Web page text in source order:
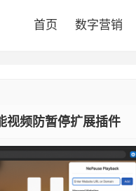
首页 数字营销
视频防暂停扩展插件